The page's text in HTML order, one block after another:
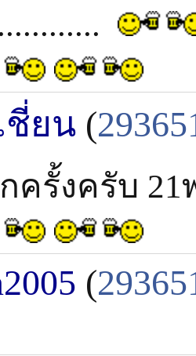
ชี่ยน (
ครั้งครับ
(